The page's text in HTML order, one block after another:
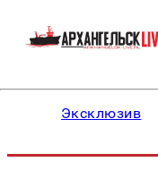
Эксклюзив